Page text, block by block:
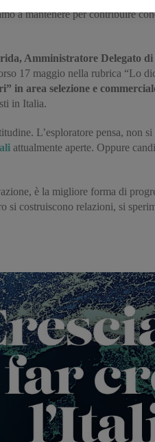
a mantenere per contribuire
Amministratore Delegato
17 maggio nella rubrica “Lo
in area selezione e
in Italia.
L’esploratore pensa, non
attualmente aperte. Oppure
è la migliore forma di
si costruiscono relazioni, si